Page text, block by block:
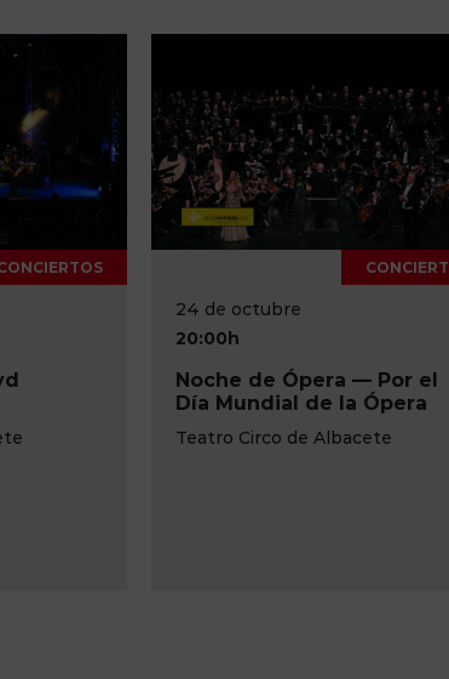
24 de octubre
Noche de Ópera — Por el
Día Mundial de la Ópera
Teatro Circo de Albacete
CONCIERTOS